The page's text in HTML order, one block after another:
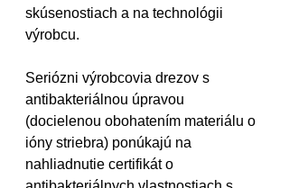
skúsenostiach a na technológii
výrobcu.
Seriózni výrobcovia drezov s
antibakteriálnou úpravou
(docielenou obohatením materiálu o
ióny striebra) ponúkajú na
nahliadnutie certifikát o